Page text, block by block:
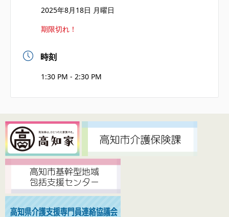
2025年8月18日 月曜日
期限切れ！
時刻
1:30 PM - 2:30 PM